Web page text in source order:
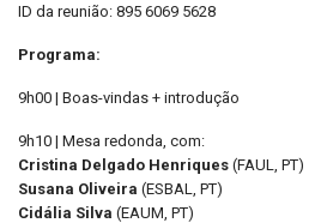
ID da reunião: 895 6069 5628
Programa:
9h00 | Boas-vindas + introdução
9h10 | Mesa redonda, com:
Cristina Delgado Henriques (FAUL, PT)
Susana Oliveira (ESBAL, PT)
Cidália Silva (EAUM, PT)